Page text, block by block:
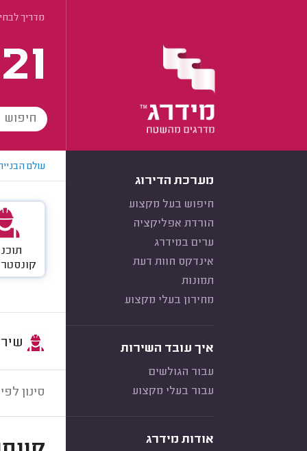
מדריך
מערכת הדירוג
חיפוש בעל מקצוע
הורדת אפליקציה
ערים במידרג
אינדקס חוות דעת
תמונות
מחירון בעלי מקצוע
איך עובד השירות
עבור הגולשים
עבור בעלי מקצוע
אודות מידרג
עולם
סינון